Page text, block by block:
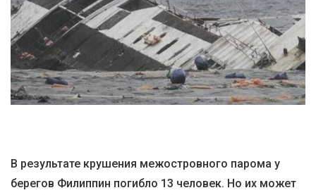
В результате крушения межостровного парома у
берегов Филиппин погибло 13 человек. Но их может